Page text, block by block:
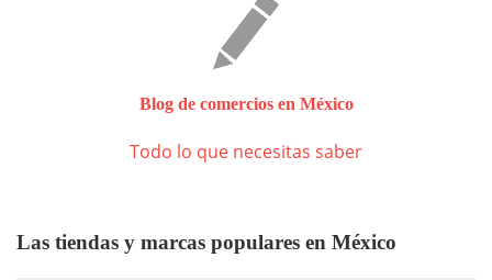
Blog de comercios en México
Todo lo que necesitas saber
Las tiendas y marcas populares en México